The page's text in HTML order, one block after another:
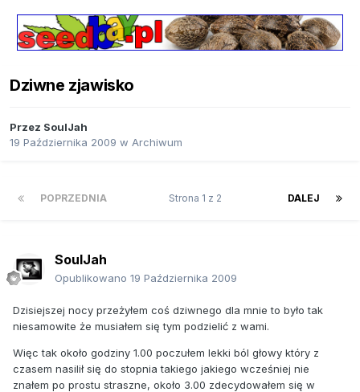
Dziwne zjawisko
Przez SoulJah
19 Października 2009 w Archiwum
POPRZEDNIA DALEJ
Strona 1 z 2
SoulJah
Opublikowano 19 Października 2009
Dzisiejszej nocy przeżyłem coś dziwnego dla mnie to było tak
niesamowite że musiałem się tym podzielić z wami.
Więc tak około godziny 1.00 poczułem lekki ból głowy który z
czasem nasilił się do stopnia takiego jakiego wcześniej nie
znałem po prostu straszne, około 3.00 zdecydowałem się w